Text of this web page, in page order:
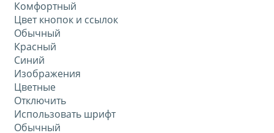
Комфортный
Цвет кнопок и ссылок
Обычный
Красный
Синий
Изображения
Цветные
Отключить
Использовать шрифт
Обычный